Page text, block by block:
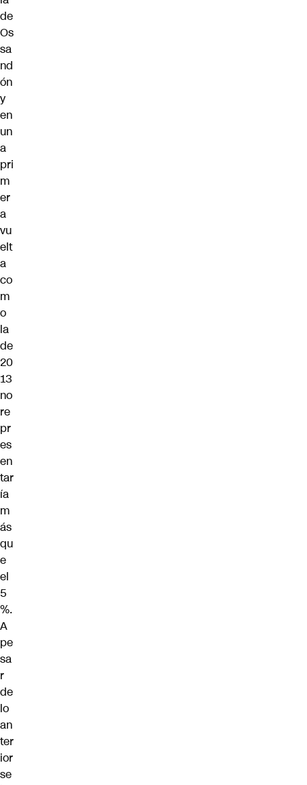
de
Os
sa
nd
ón
y
en
un
a
pri
m
er
a
vu
elt
a
co
m
o
la
de
20
13
no
re
pr
es
en
tar
ía
m
ás
qu
e
el
5
%.
A
pe
sa
r
de
lo
an
ter
ior
se